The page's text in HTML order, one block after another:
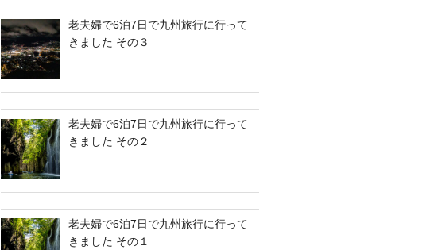
老夫婦で6泊7日で九州旅行に行って
きました その３
老夫婦で6泊7日で九州旅行に行って
きました その２
老夫婦で6泊7日で九州旅行に行って
きました その１